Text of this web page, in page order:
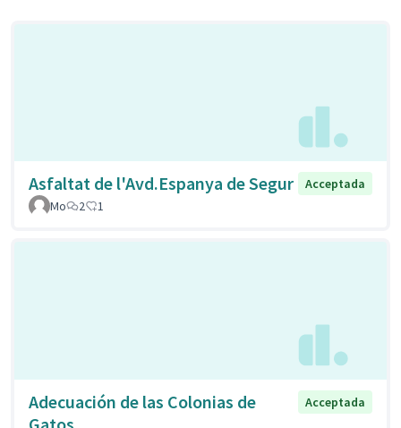
Asfaltat de l'Avd.Espanya de Segur
Acceptada
Mo
2 1
Adecuación de las Colonias de
Acceptada